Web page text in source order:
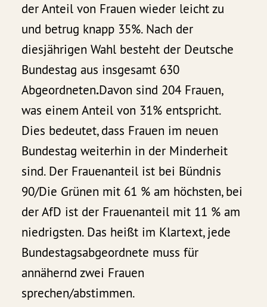
der Anteil von Frauen wieder leicht zu
und betrug knapp 35%. Nach der
diesjährigen Wahl besteht der Deutsche
Bundestag aus insgesamt 630
Abgeordneten.Davon sind 204 Frauen,
was einem Anteil von 31% entspricht.
Dies bedeutet, dass Frauen im neuen
Bundestag weiterhin in der Minderheit
sind. Der Frauenanteil ist bei Bündnis
90/Die Grünen mit 61 % am höchsten, bei
der AfD ist der Frauenanteil mit 11 % am
niedrigsten. Das heißt im Klartext, jede
Bundestagsabgeordnete muss für
annähernd zwei Frauen
sprechen/abstimmen.